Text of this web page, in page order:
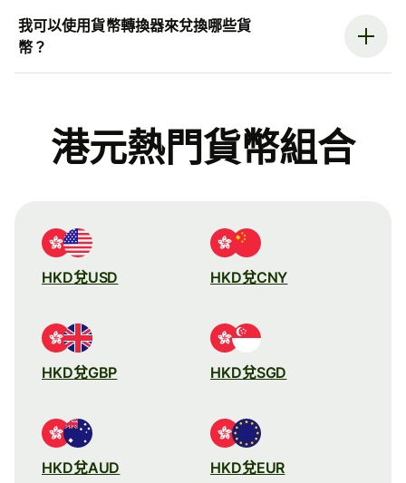
我可以使用貨幣轉換器來兌換哪些貨
幣？
港元熱門貨幣組合
HKD兌USD HKD兌CNY
HKD兌GBP HKD兌SGD
HKD兌AUD HKD兌EUR